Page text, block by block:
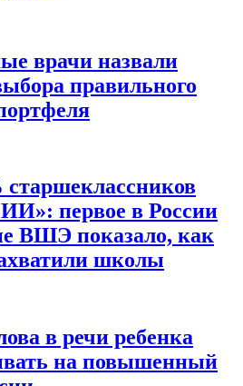
врачи назвали
правильного
первое в России
ВШЭ показало, как
школы
в речи ребенка
на повышенный